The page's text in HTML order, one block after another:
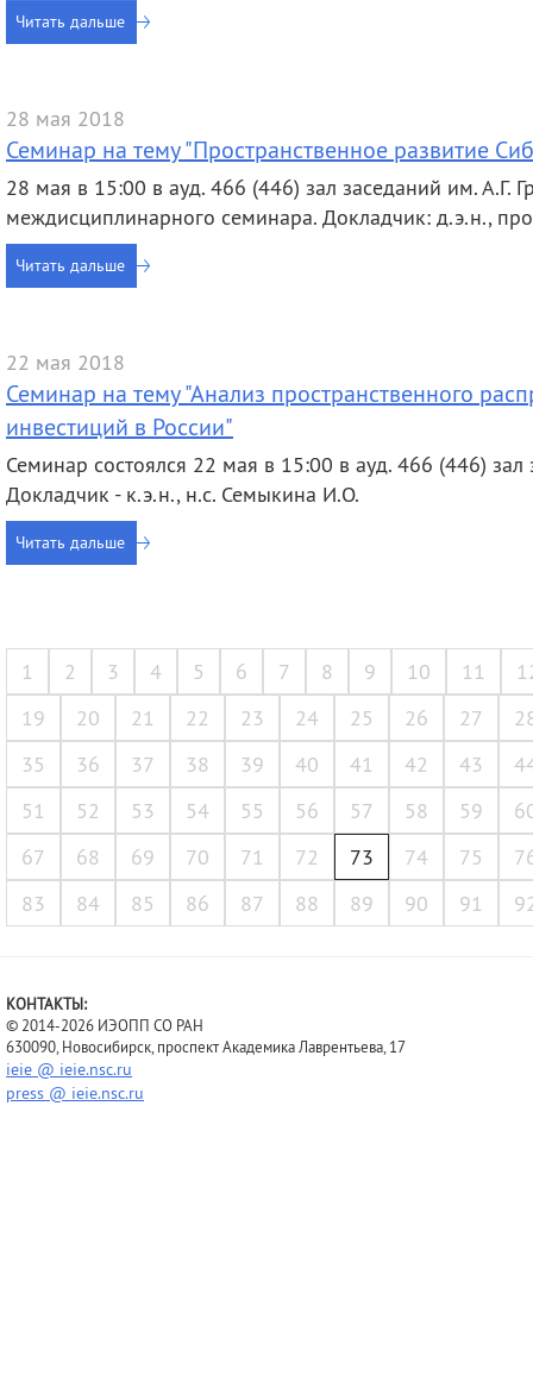
Читать дальше
28 мая 2018
Семинар на тему "Пространственное развитие
28 мая в 15:00 в ауд. 466 (446) зал заседаний им. А.Г.
междисциплинарного семинара. Докладчик: д.э.н.,
Читать дальше
22 мая 2018
Семинар на тему "Анализ пространственного
инвестиций в России"
Семинар состоялся 22 мая в 15:00 в ауд. 466 (446) зал
Докладчик - к.э.н., н.с. Семыкина И.О.
Читать дальше
1 2 3 4 5 6 7 8 9 10 11
19
20 21 22 23 24 25 26 27
35
36 37 38 39 40 41 42 43
51
52 53 54 55 56 57 58 59
67
68 69 70 71 72 73 74 75
83
84 85 86 87 88 89 90 91
КОНТАКТЫ:
© 2014-2026 ИЭОПП СО РАН
630090, Новосибирск, проспект Академика Лаврентьева, 17
ieie @ ieie.nsc.ru
press @ ieie.nsc.ru